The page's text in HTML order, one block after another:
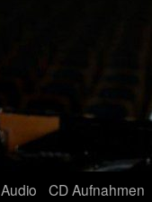
Audio
CD Aufnahmen